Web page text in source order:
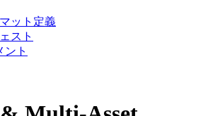
ット定義
スト
ント